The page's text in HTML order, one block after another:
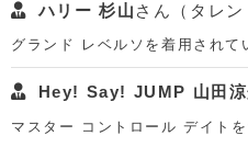
ハリー 杉山 さん（タレン
グランド レベルソを着用されて
Hey! Say! JUMP 山田涼
マスター コントロール デイト